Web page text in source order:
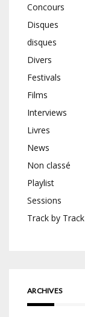
Concours
Disques
disques
Divers
Festivals
Films
Interviews
Livres
News
Non classé
Playlist
Sessions
Track by Track
ARCHIVES